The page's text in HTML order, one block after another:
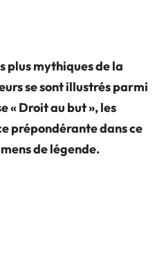
plus mythiques de la
se sont illustrés parmi
« Droit au but », les
prépondérante dans ce
de légende.